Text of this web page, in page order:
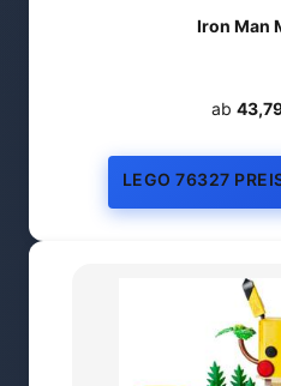
Iron Man
ab
LEGO 76327